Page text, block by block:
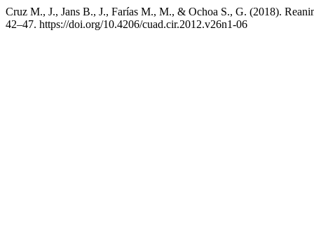
Cruz M., J., Jans B., J., Farías M., M., & Ochoa S., G. (2018).
42–47. https://doi.org/10.4206/cuad.cir.2012.v26n1-06